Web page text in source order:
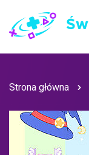
Strona główna